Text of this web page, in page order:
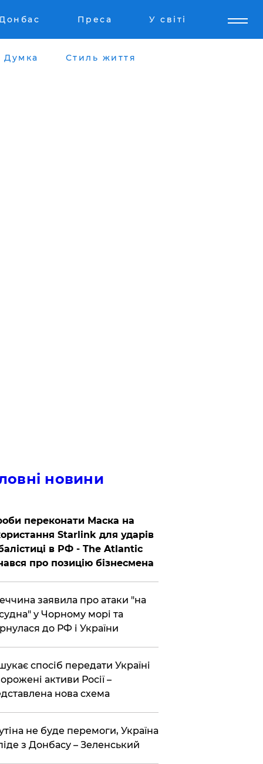
Преса У світі
Думка Стиль життя
новини
переконати Маска на
Starlink для ударів
в РФ - The Atlantic
про позицію бізнесмена
заявила про атаки "на
судна" у Чорному морі та
до РФ і України
спосіб передати Україні
активи Росії –
​​нова схема
не буде перемоги, Україна
з Донбасу – Зеленський